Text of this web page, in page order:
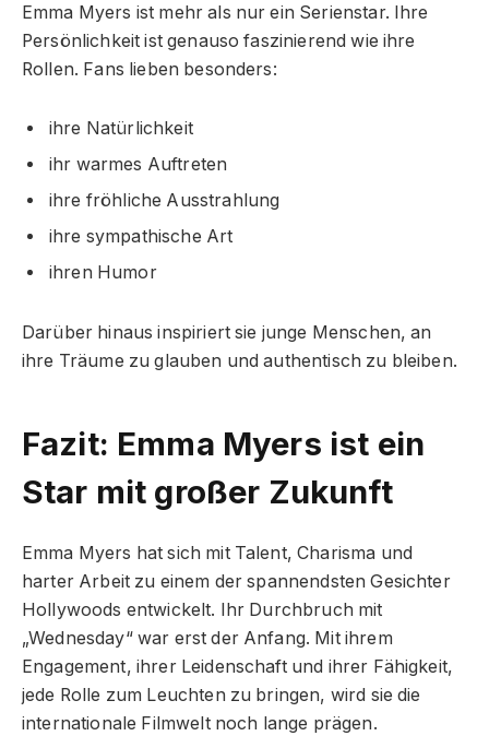
Emma Myers ist mehr als nur ein Serienstar. Ihre
Persönlichkeit ist genauso faszinierend wie ihre
Rollen. Fans lieben besonders:
ihre Natürlichkeit
ihr warmes Auftreten
ihre fröhliche Ausstrahlung
ihre sympathische Art
ihren Humor
Darüber hinaus inspiriert sie junge Menschen, an
ihre Träume zu glauben und authentisch zu bleiben.
Fazit: Emma Myers ist ein
Star mit großer Zukunft
Emma Myers hat sich mit Talent, Charisma und
harter Arbeit zu einem der spannendsten Gesichter
Hollywoods entwickelt. Ihr Durchbruch mit
„Wednesday“ war erst der Anfang. Mit ihrem
Engagement, ihrer Leidenschaft und ihrer Fähigkeit,
jede Rolle zum Leuchten zu bringen, wird sie die
internationale Filmwelt noch lange prägen.